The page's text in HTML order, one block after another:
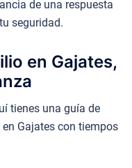
de una respuesta
seguridad.
en Gajates,
tienes una guía de
Gajates con tiempos